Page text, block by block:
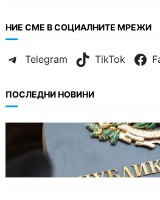
НИЕ СМЕ В СОЦИАЛНИТЕ МРЕЖИ
Telegram TikTok
ПОСЛЕДНИ НОВИНИ
БЪЛГАРИЯ
Кабинетът прие
спортната